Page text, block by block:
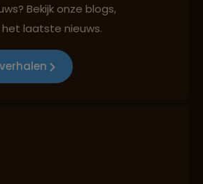
voor mens, cultuur en milieu
Bekijk onze blogs,
laatste nieuws.